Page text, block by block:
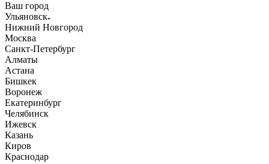
Ваш город
Ульяновск
Нижний Новгород
Москва
Санкт-Петербург
Алматы
Астана
Бишкек
Воронеж
Екатеринбург
Челябинск
Ижевск
Казань
Киров
Краснодар